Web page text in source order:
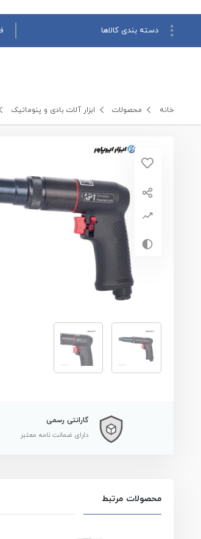
دسته بندی کالاها
ابزار های برقی
خانه محصولات ابزار آلات بادی و پنوماتیک
گارانتی رسمی
دارای ضمانت نامه معتبر
محصولات مرتبط